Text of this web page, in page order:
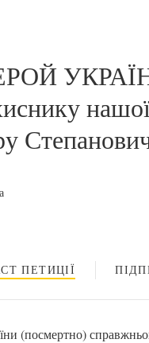
ПЕТИЦІЇ
(посмертно)